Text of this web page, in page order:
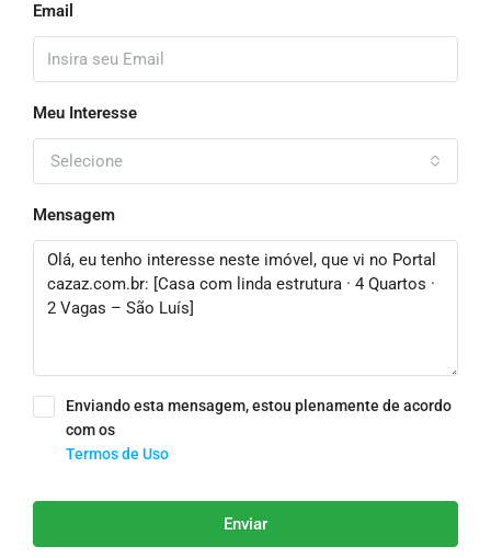
Email
Meu Interesse
Selecione
Mensagem
Enviando esta mensagem, estou plenamente de acordo
com os
Termos de Uso
Enviar